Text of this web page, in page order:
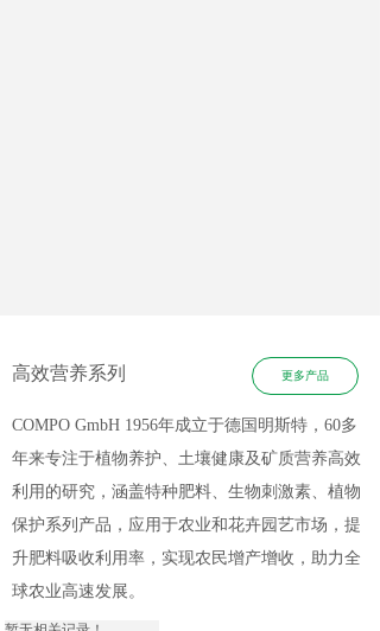
更多产品
高效营养系列
COMPO GmbH 1956年成立于德国明斯特，60多
年来专注于植物养护、土壤健康及矿质营养高效
利用的研究，涵盖特种肥料、生物刺激素、植物
保护系列产品，应用于农业和花卉园艺市场，提
升肥料吸收利用率，实现农民增产增收，助力全
球农业高速发展。